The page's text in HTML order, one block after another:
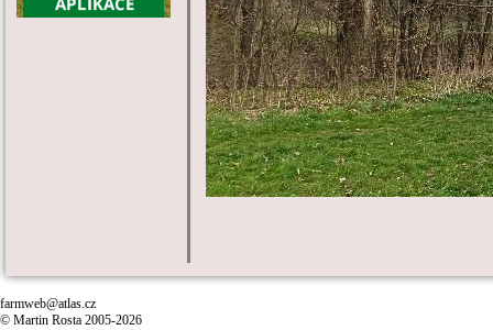
farmweb@atlas.cz
© Martin Rosta 2005-2026